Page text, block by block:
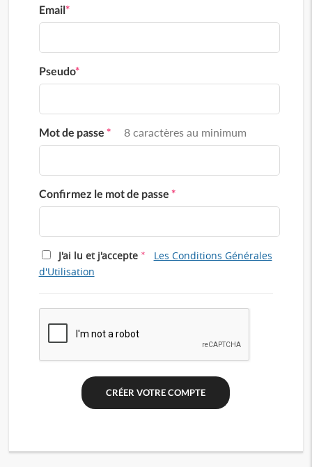
Email*
Pseudo*
Mot de passe * 8 caractères au minimum
Confirmez le mot de passe *
J'ai lu et j'accepte *
Les Conditions Générales
d'Utilisation